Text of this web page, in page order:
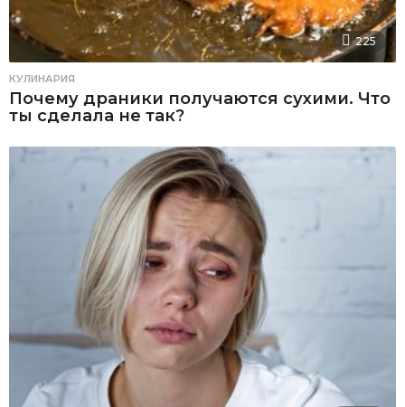
225
КУЛИНАРИЯ
Почему драники получаются сухими. Что
ты сделала не так?